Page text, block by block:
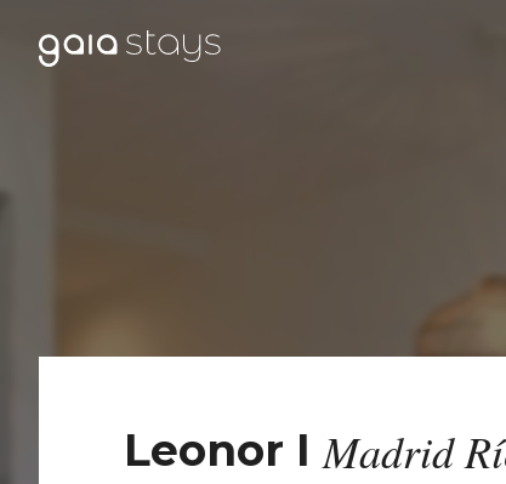
Leonor I Madrid